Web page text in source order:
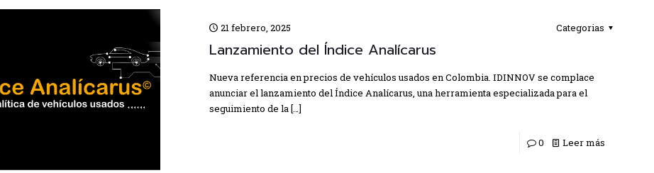
21 febrero, 2025 Categorias
Lanzamiento del Índice Analícarus
Nueva referencia en precios de vehículos usados en Colombia. IDINNOV se complace
anunciar el lanzamiento del Índice Analícarus, una herramienta especializada para el
seguimiento de la[…]
0 Leer más